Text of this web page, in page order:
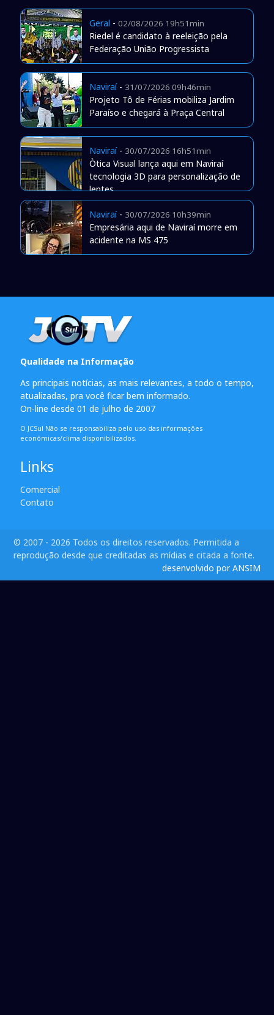
Geral - 02/08/2026 19h51min
Riedel é candidato à reeleição pela
Federação União Progressista
Naviraí- 31/07/2026 09h46min
Projeto Tô de Férias mobiliza Jardim
Paraíso e chegará à Praça Central
Naviraí- 30/07/2026 16h51min
Òtica Visual lança aqui em Naviraí
tecnologia 3D para personalização de
lentes
Naviraí- 30/07/2026 10h39min
Empresária aqui de Naviraí morre em
acidente na MS 475
Qualidade na Informação
As principais notícias, as mais relevantes, a todo o tempo,
atualizadas, pra você ficar bem informado.
On-line desde 01 de julho de 2007
O JCSul Não se responsabiliza pelo uso das informações
econômicas/clima disponibilizados.
Links
Comercial
Contato
© 2007 - 2026 Todos os direitos reservados. Permitida a
reprodução desde que creditadas as mídias e citada a fonte.
desenvolvido por ANSIM